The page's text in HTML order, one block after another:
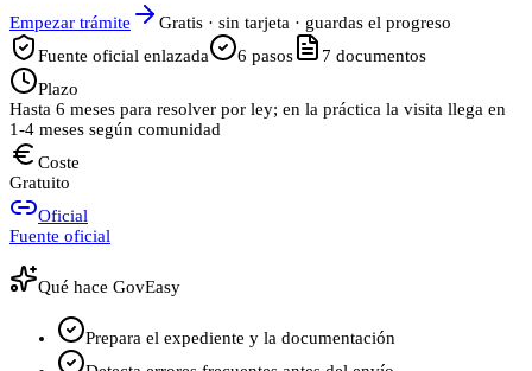
Empezar trámite
Gratis · sin tarjeta · guardas el progreso
Fuente oficial enlazada
6 pasos 7 documentos
Plazo
Hasta 6 meses para resolver por ley; en la práctica la visita llega en
1-4 meses según comunidad
Coste
Gratuito
Oficial
Fuente oficial
Qué hace GovEasy
Prepara el expediente y la documentación